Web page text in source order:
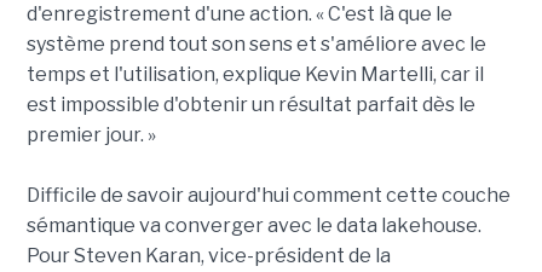
d'enregistrement d'une action. « C'est là que le
système prend tout son sens et s'améliore avec le
temps et l'utilisation, explique Kevin Martelli, car il
est impossible d'obtenir un résultat parfait dès le
premier jour. »
Difficile de savoir aujourd'hui comment cette couche
sémantique va converger avec le data lakehouse.
Pour Steven Karan, vice-président de la